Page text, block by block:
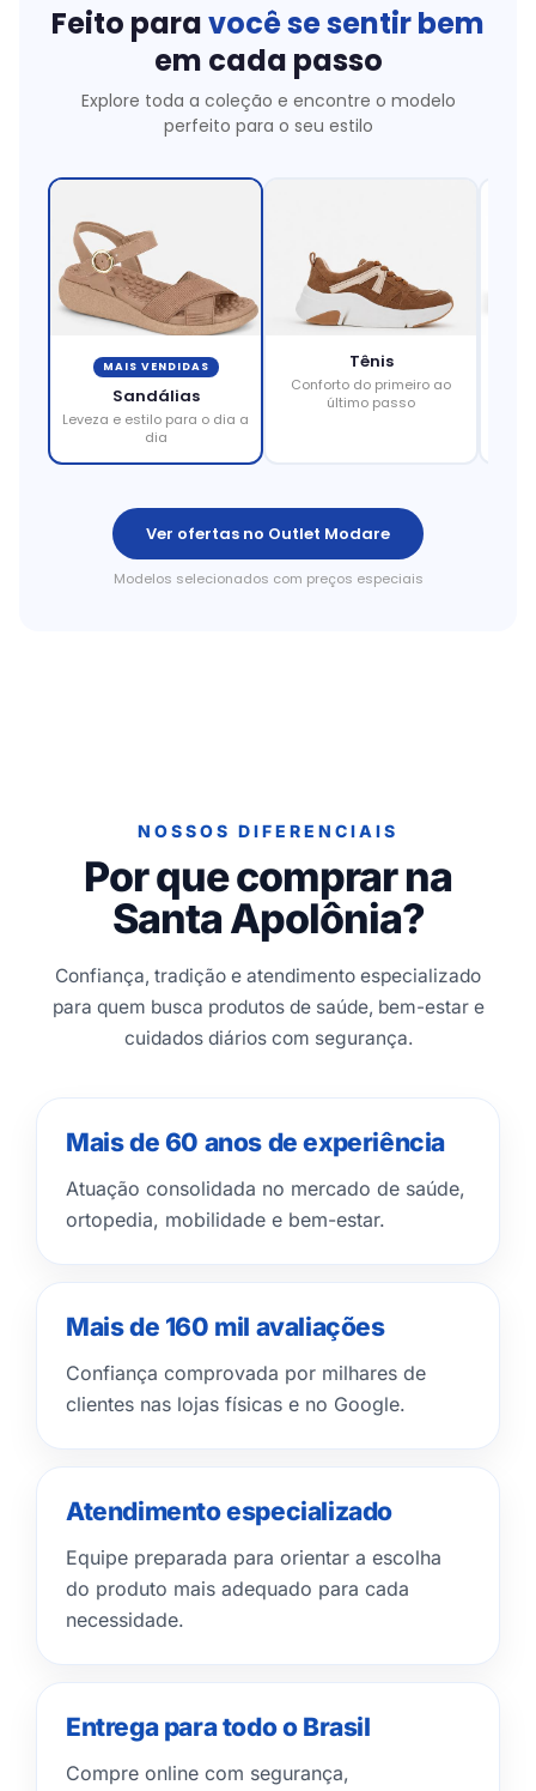
Feito paravocê se sentir bem
em cada passo
Explore toda a coleção e encontre o modelo
perfeito para o seu estilo
MAIS VENDIDAS
Sandálias
Leveza e estilo para o dia a
dia
Tênis
Conforto do primeiro ao
último passo
Ver ofertas no Outlet Modare
Modelos selecionados com preços especiais
NOSSOS DIFERENCIAIS
Por que comprar na
Santa Apolônia?
Confiança, tradição e atendimento especializado
para quem busca produtos de saúde, bem-estar e
cuidados diários com segurança.
Mais de 60 anos de experiência
Atuação consolidada no mercado de saúde,
ortopedia, mobilidade e bem-estar.
Mais de 160 mil avaliações
Confiança comprovada por milhares de
clientes nas lojas físicas e no Google.
Atendimento especializado
Equipe preparada para orientar a escolha
do produto mais adequado para cada
necessidade.
Entrega para todo o Brasil
Compre online com segurança,